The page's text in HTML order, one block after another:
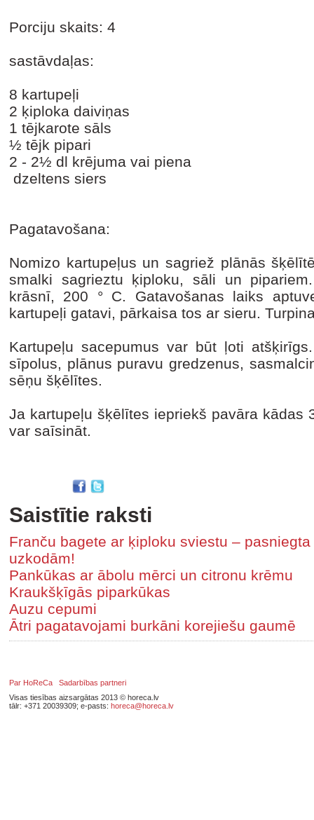
Porciju skaits: 4
sastāvdaļas:
8 kartupeļi
2 ķiploka daiviņas
1 tējkarote sāls
½ tējk pipari
2 - 2½ dl krējuma vai piena
dzeltens siers
Pagatavošana:
Nomizo kartupeļus un sagriež plānās
smalki sagrieztu ķiploku, sāli un
krāsnī, 200 ° C. Gatavošanas laiks
kartupeļi gatavi, pārkaisa tos ar sieru.
Kartupeļu sacepumus var būt ļoti
sīpolus, plānus puravu gredzenus,
sēņu šķēlītes.
Ja kartupeļu šķēlītes iepriekš pavāra kādas
var saīsināt.
Saistītie raksti
Franču bagete ar ķiploku sviestu –
uzkodām!
Pankūkas ar ābolu mērci un citronu krēmu
Kraukšķīgās piparkūkas
Auzu cepumi
Ātri pagatavojami burkāni korejiešu gaumē
Par HoReCa
Sadarbības partneri
Visas tiesības aizsargātas 2013 © horeca.lv
tālr: +371 20039309; e-pasts: horeca@horeca.lv